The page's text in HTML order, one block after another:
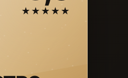
★★★★★